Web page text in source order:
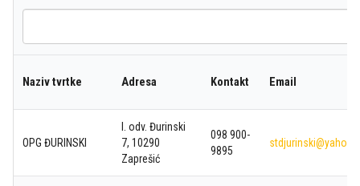
Search
Naziv tvrtke Adresa Kontakt Email
OPG ĐURINSKI
I. odv. Đurinski
7, 10290
Zaprešić
098 900-
9895